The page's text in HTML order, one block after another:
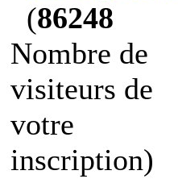
(86248
Nombre de
visiteurs de
votre
inscription)